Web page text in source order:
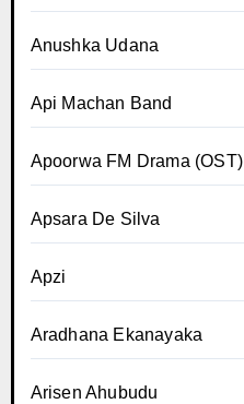
Anushka Udana
Api Machan Band
Apoorwa FM Drama (OST)
Apsara De Silva
Apzi
Aradhana Ekanayaka
Arisen Ahubudu